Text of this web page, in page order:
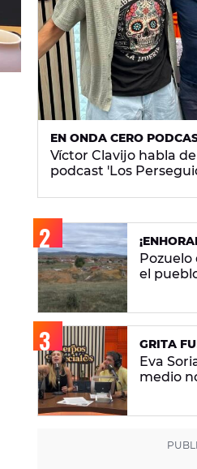
EN ONDA CERO
Víctor Clavijo habla
podcast 'Los
Pozuelo
el
GRITA
Eva
medio